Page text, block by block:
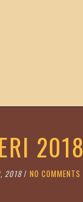
2018
2018/ NO COMMENTS